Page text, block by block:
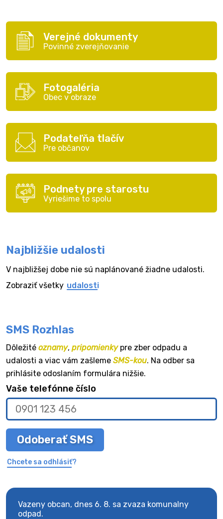
Verejné dokumenty
Povinné zverejňovanie
Fotogaléria
Obec v obraze
Podateľňa tlačív
Pre občanov
Podnety pre starostu
Vyriešime to spolu
Najbližšie udalosti
V najbližšej dobe nie sú naplánované žiadne udalosti.
Zobraziť všetky udalosti
SMS Rozhlas
Dôležité oznamy, pripomienkypre zber odpadu a
udalosti a viac vám zašleme SMS-kou. Na odber sa
prihlásite odoslaním formulára nižšie.
Vaše telefónne číslo
Odoberať SMS
Chcete sa odhlásiť?
Vazeny obcan, dnes 6. 8. sa zvaza komunalny
odpad.